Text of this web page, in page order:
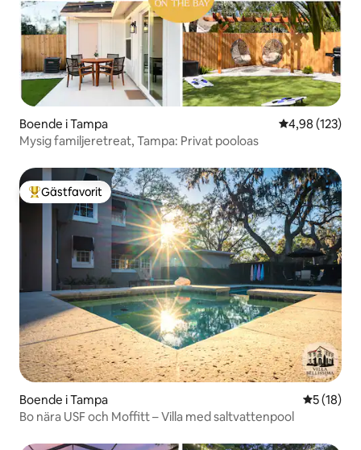
Boende i Tampa 4,98 av 5 i
4,98 (123)
Mysig familjeretreat, Tampa: Privat pooloas
Populär gästfavorit
Gästfavorit
Boende i Tampa 5 av 5 i
5 (18)
Bo nära USF och Moffitt – Villa med saltvattenpool